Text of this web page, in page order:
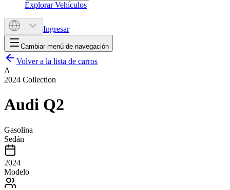
Explorar Vehículos
--- Ingresar
Cambiar menú de navegación
Volver a la lista de carros
A
2024 Collection
Audi Q2
Gasolina
Sedán
2024
Modelo